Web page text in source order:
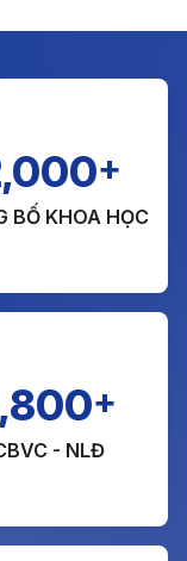
+
BỐ KHOA HỌC
+
- NLĐ